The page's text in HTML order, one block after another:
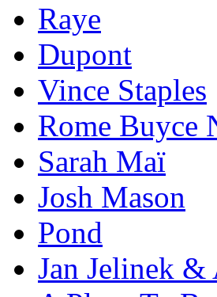
Raye
Dupont
Vince Staples
Rome Buyce
Sarah Maï
Josh Mason
Pond
Jan Jelinek &